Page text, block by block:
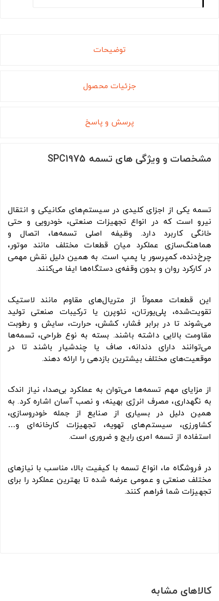
توضیحات
جزئیات محصول
پرسش و پاسخ
مشخصات و ویژگی های تسمه SPC1975
تسمه یکی از اجزای کلیدی در سیستم‌های مکانیکی و انتقال
نیرو است که در انواع تجهیزات صنعتی، خودرویی و حتی
خانگی کاربرد دارد. وظیفه اصلی تسمه‌ها، اتصال و
هماهنگ‌سازی عملکرد میان قطعات مختلف مانند موتور،
چرخ‌دنده، کمپرسور یا پمپ است. به همین دلیل نقش مهمی
در کارکرد روان و بدون وقفه‌ی دستگاه‌ها ایفا می‌کنند.
این قطعات معمولاً از متریال‌های مقاوم مانند لاستیک
تقویت‌شده، پلی‌یورتان، نئوپرن یا ترکیبات صنعتی تولید
می‌شوند تا در برابر فشار، کشش، حرارت، سایش و رطوبت
مقاومت بالایی داشته باشند. بسته به نوع طراحی، تسمه‌ها
می‌توانند دارای دندانه، صاف یا چندشیار باشند تا در
موقعیت‌های مختلف بیشترین بازدهی را ارائه دهند.
از مزایای مهم تسمه‌ها می‌توان به عملکرد بی‌صدا، نیاز اندک
به نگهداری، مصرف انرژی بهینه، و نصب آسان اشاره کرد. به
همین دلیل در بسیاری از صنایع از جمله خودروسازی،
کشاورزی، سیستم‌های تهویه، تجهیزات کارخانه‌ای و…
استفاده از تسمه امری رایج و ضروری است.
در فروشگاه ما، انواع تسمه با کیفیت بالا، مناسب با نیازهای
مختلف صنعتی و عمومی عرضه شده تا بهترین عملکرد را برای
تجهیزات شما فراهم کنند.
کالاهای مشابه